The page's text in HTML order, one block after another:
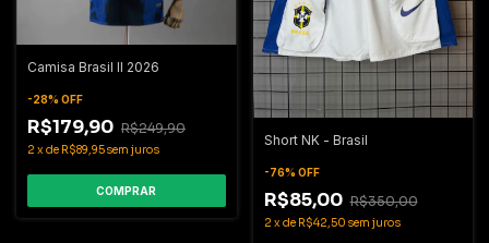
Camisa Brasil II 2026
-28% OFF
R$179,90 R$249,90
2 xde R$89,95sem juros
COMPRAR
Short NK - Brasil
-76% OFF
R$85,00 R$350,00
2 xde R$42,50 sem juros